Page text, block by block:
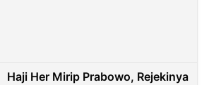
Haji Her Mirip Prabowo, Rejekinya